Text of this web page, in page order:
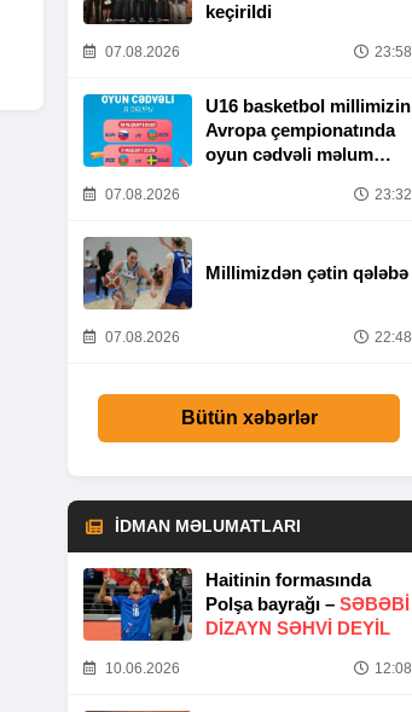
keçirildi
07.08.2026 23:58
U16 basketbol millimizin
Avropa çempionatında
oyun cədvəli məlum
07.08.2026 23:32
Millimizdən çətin qələbə
07.08.2026 22:48
Bütün xəbərlər
İDMAN MƏLUMATLARI
Haitinin formasında
Polşa bayrağı – SƏBƏBI
DIZAYN SƏHVI DEYIL
10.06.2026 12:08